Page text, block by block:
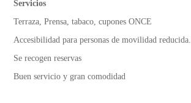
Servicios
Terraza, Prensa, tabaco, cupones ONCE
Accesibilidad para personas de movilidad reducida.
Se recogen reservas
Buen servicio y gran comodidad